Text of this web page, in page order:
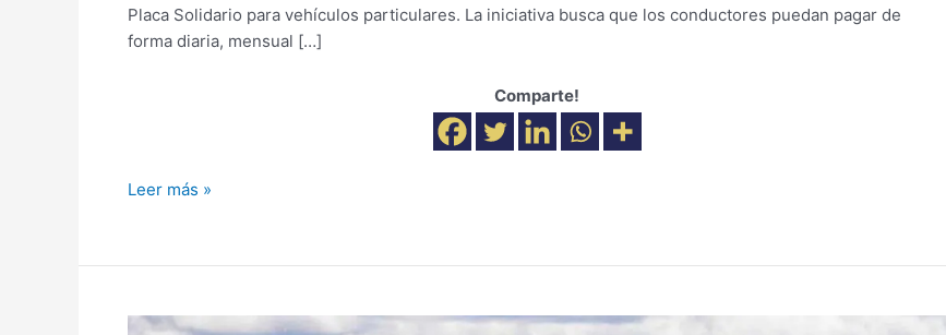
Placa Solidario para vehículos particulares. La iniciativa busca que los conductores puedan pagar de
forma diaria, mensual […]
Comparte!
Leer más »
Pago